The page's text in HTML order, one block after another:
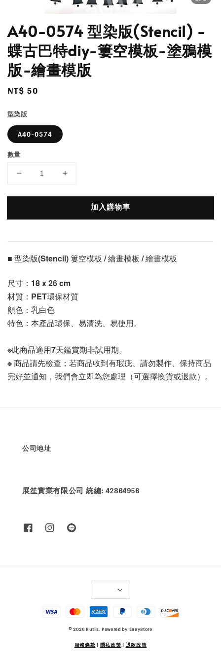
A40-0574 型染版(Stencil) -
蝶古巴特diy-簍空模板-塗鴉模
版-繪畫模版
Regular
NT$ 50
型染版
A40-0574
數量
加入購物車
■ 型染版(Stencil) 簍空模板 / 繪畫模板 / 繪畫模板
尺寸： 18 x 26 cm
材質：PET環保材質
顏色：乳白色
特色：本產品環保、易清洗、易使用。
※此商品適用7天鑑賞期非試用期。
※ 商品請先檢查；若商品收到有瑕疵、請勿製作、保持商品
完好並通知，我們會立即為您處理（可選擇換貨或退款）。
公司地址
展笙實業有限公司 統編: 42864956
© 2026 Rutis. Powered by EasyStore
服務條款| 隱私政策| 退款政策